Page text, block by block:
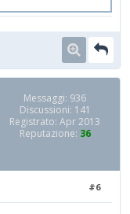
Messaggi: 936
Discussioni: 141
Registrato: Apr 2013
Reputazione: 36
#6